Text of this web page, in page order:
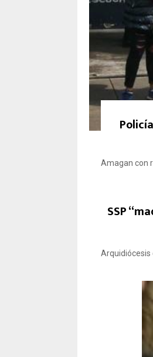
Amagan con
SSP
Arquidiócesis